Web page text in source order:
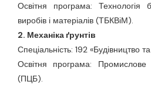
Освітня програма: Технологія
виробів і матеріалів (ТБКВіМ).
2. Механіка ґрунтів
Спеціальність: 192 «Будівництво
Освітня програма: Промислове
(ПЦБ).